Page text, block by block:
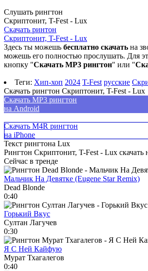
Слушать рингтон
Скриптонит, T-Fest - Lux
Скачать ринтон
Скриптонит, T-Fest - Lux
Здесь ты можешь бесплатно скачать на
можешь его полностью прослушать. Для
кнопку "Скачать MP3 рингтон" или "
Теги: Хип-хоп 2024 T-Fest русские
Скачать рингтон Скриптонит, T-Fest - Lux
Скачать MP3 рингтон
на Android
Скачать M4R рингтон
на iPhone
Текст рингтона Lux
Рингтон Скриптонит, T-Fest - Lux скачать
Сейчас в тренде
Мальчик На Девятке (Eugene Star Remix)
Dead Blonde
0:40
Горький Вкус
Султан Лагучев
0:30
Я С Ней Кайфую
Мурат Тхагалегов
0:40